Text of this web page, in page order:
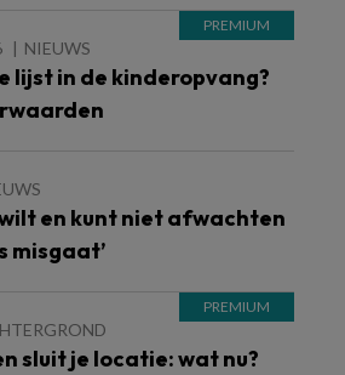
NIEUWS
lijst in de kinderopvang?
wilt en kunt niet afwachten
misgaat’
sluit je locatie: wat nu?